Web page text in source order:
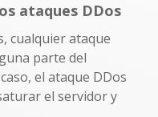
ataques DDos
cualquier ataque
parte del
el ataque DDos
el servidor y